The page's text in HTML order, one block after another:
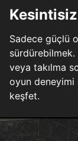
Sadece güçlü
veya takılma
oyun deneyimi
keşfet.